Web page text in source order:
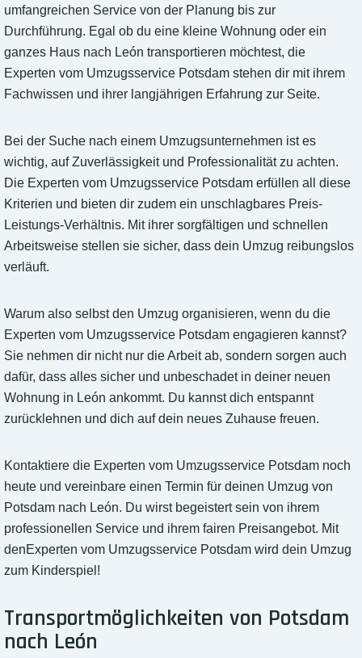
umfangreichen Service von der Planung bis zur
Durchführung. Egal ob du eine kleine Wohnung oder ein
ganzes Haus nach León transportieren möchtest, die
Experten vom Umzugsservice Potsdam stehen dir mit ihrem
Fachwissen und ihrer langjährigen Erfahrung zur Seite.
Bei der Suche nach einem Umzugsunternehmen ist es
wichtig, auf Zuverlässigkeit und Professionalität zu achten.
Die Experten vom Umzugsservice Potsdam erfüllen all diese
Kriterien und bieten dir zudem ein unschlagbares Preis-
Leistungs-Verhältnis. Mit ihrer sorgfältigen und schnellen
Arbeitsweise stellen sie sicher, dass dein Umzug reibungslos
verläuft.
Warum also selbst den Umzug organisieren, wenn du die
Experten vom Umzugsservice Potsdam engagieren kannst?
Sie nehmen dir nicht nur die Arbeit ab, sondern sorgen auch
dafür, dass alles sicher und unbeschadet in deiner neuen
Wohnung in León ankommt. Du kannst dich entspannt
zurücklehnen und dich auf dein neues Zuhause freuen.
Kontaktiere die Experten vom Umzugsservice Potsdam noch
heute und vereinbare einen Termin für deinen Umzug von
Potsdam nach León. Du wirst begeistert sein von ihrem
professionellen Service und ihrem fairen Preisangebot. Mit
denExperten vom Umzugsservice Potsdam wird dein Umzug
zum Kinderspiel!
Transportmöglichkeiten von Potsdam
nach León